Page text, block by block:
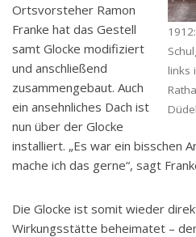
links
Ortsvorsteher Ramon
Franke hat das Gestell
samt Glocke modifiziert
und anschließend
zusammengebaut. Auch
ein ansehnliches Dach ist
nun über der Glocke
installiert. „Es war ein bisschen
mache ich das gerne“, sagt
Die Glocke ist somit wieder
Wirkungsstätte beheimatet –